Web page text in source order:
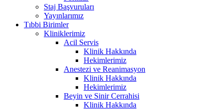
Staj Başvuruları
Yayınlarımız
Tıbbi Birimler
Kliniklerimiz
Acil Servis
Klinik Hakkında
Hekimlerimiz
Anestezi ve Reanimasyon
Klinik Hakkında
Hekimlerimiz
Beyin ve Sinir Cerrahisi
Klinik Hakkında